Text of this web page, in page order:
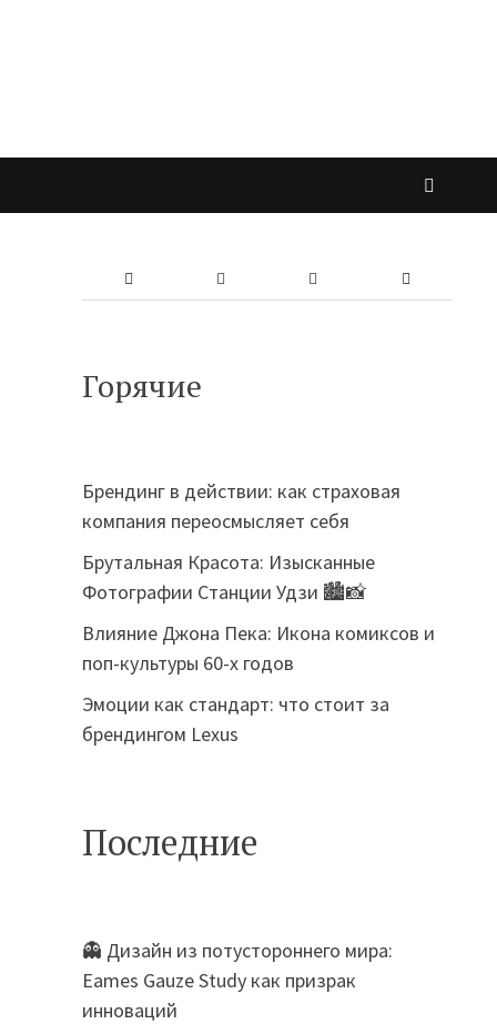
Горячие
Брендинг в действии: как страховая
компания переосмысляет себя
Брутальная Красота: Изысканные
Фотографии Станции Удзи 🏙️📸
Влияние Джона Пека: Икона комиксов и
поп-культуры 60-х годов
Эмоции как стандарт: что стоит за
брендингом Lexus
Последние
👻 Дизайн из потустороннего мира:
Eames Gauze Study как призрак
инноваций